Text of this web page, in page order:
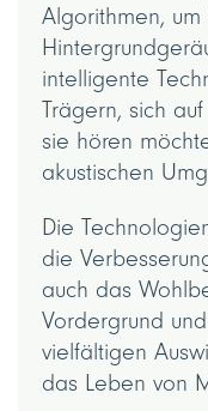
Algorithmen,
intelligente
Trägern, sich
sie hören
akustischen
Die
die
auch das
Vordergrund
vielfältigen
das Leben von